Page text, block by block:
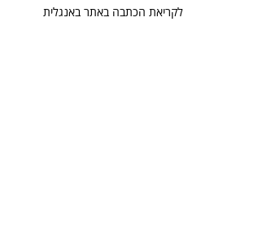
לקריאת הכתבה באתר באנגלית